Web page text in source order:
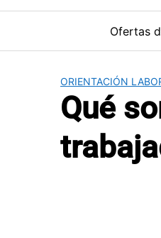
Ofertas
ORIENTACIÓN
Qué